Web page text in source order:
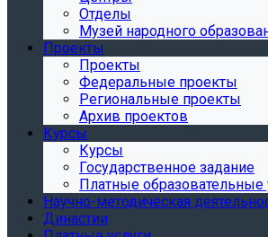
Отделы
Музей народного
Проекты
Проекты
Федеральные проекты
Региональные проекты
Архив проектов
Курсы
Курсы
Государственное задание
Платные образовательные
Научно-методическая
Династии